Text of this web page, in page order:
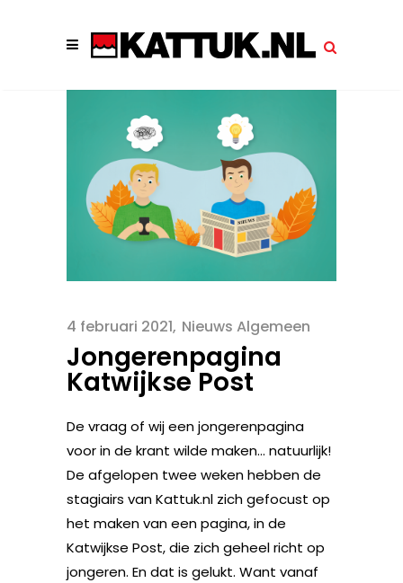
4 februari 2021 Nieuws Algemeen
Jongerenpagina
Katwijkse Post
De vraag of wij een jongerenpagina
voor in de krant wilde maken… natuurlijk!
De afgelopen twee weken hebben de
stagiairs van Kattuk.nl zich gefocust op
het maken van een pagina, in de
Katwijkse Post, die zich geheel richt op
jongeren. En dat is gelukt. Want vanaf